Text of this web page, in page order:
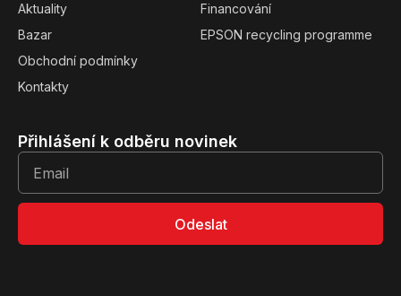
Financování
EPSON recycling programme
Aktuality
Bazar
Obchodní podmínky
Kontakty
Přihlášení k odběru novinek
Odeslat